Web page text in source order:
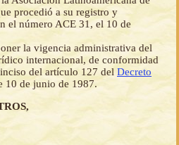
procedió a su registro y
el número ACE 31, el 10 de
la vigencia administrativa del
internacional, de conformidad
del artículo 127 del Decreto
10 de junio de 1987.